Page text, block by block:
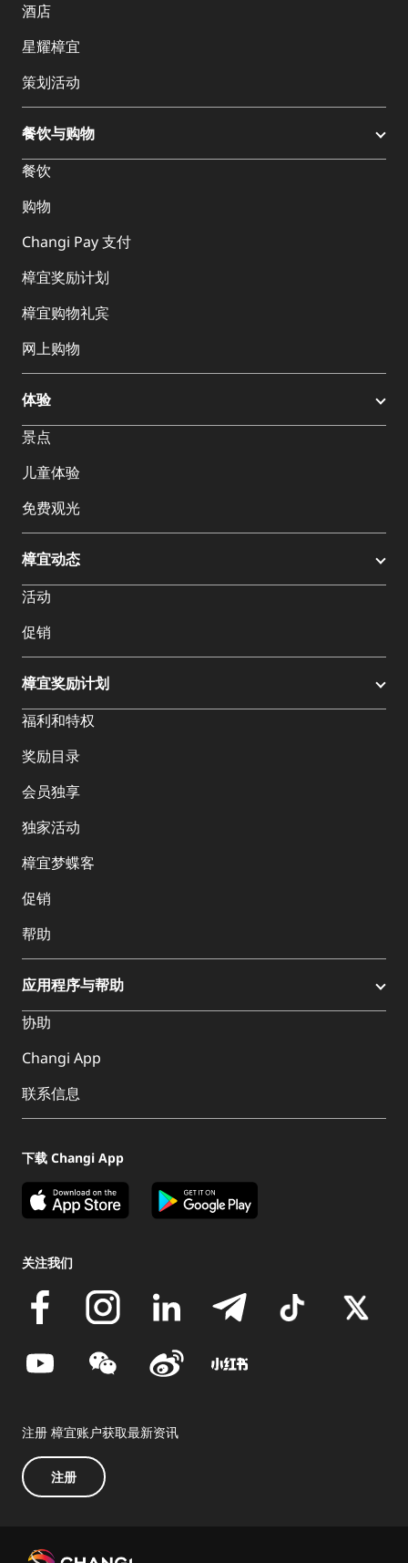
酒店
星耀樟宜
策划活动
餐饮与购物
餐饮
购物
Changi Pay 支付
樟宜奖励计划
樟宜购物礼宾
网上购物
体验
景点
儿童体验
免费观光
樟宜动态
活动
促销
樟宜奖励计划
福利和特权
奖励目录
会员独享
独家活动
樟宜梦蝶客
促销
帮助
应用程序与帮助
协助
Changi App
联系信息
下载 Changi App
关注我们
注册 樟宜账户获取最新资讯
注册